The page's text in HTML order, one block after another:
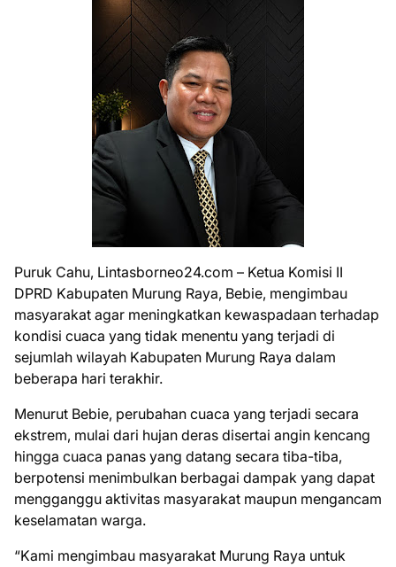
Puruk Cahu, Lintasborneo24.com – Ketua Komisi II
DPRD Kabupaten Murung Raya, Bebie, mengimbau
masyarakat agar meningkatkan kewaspadaan terhadap
kondisi cuaca yang tidak menentu yang terjadi di
sejumlah wilayah Kabupaten Murung Raya dalam
beberapa hari terakhir.
Menurut Bebie, perubahan cuaca yang terjadi secara
ekstrem, mulai dari hujan deras disertai angin kencang
hingga cuaca panas yang datang secara tiba-tiba,
berpotensi menimbulkan berbagai dampak yang dapat
mengganggu aktivitas masyarakat maupun mengancam
keselamatan warga.
“Kami mengimbau masyarakat Murung Raya untuk